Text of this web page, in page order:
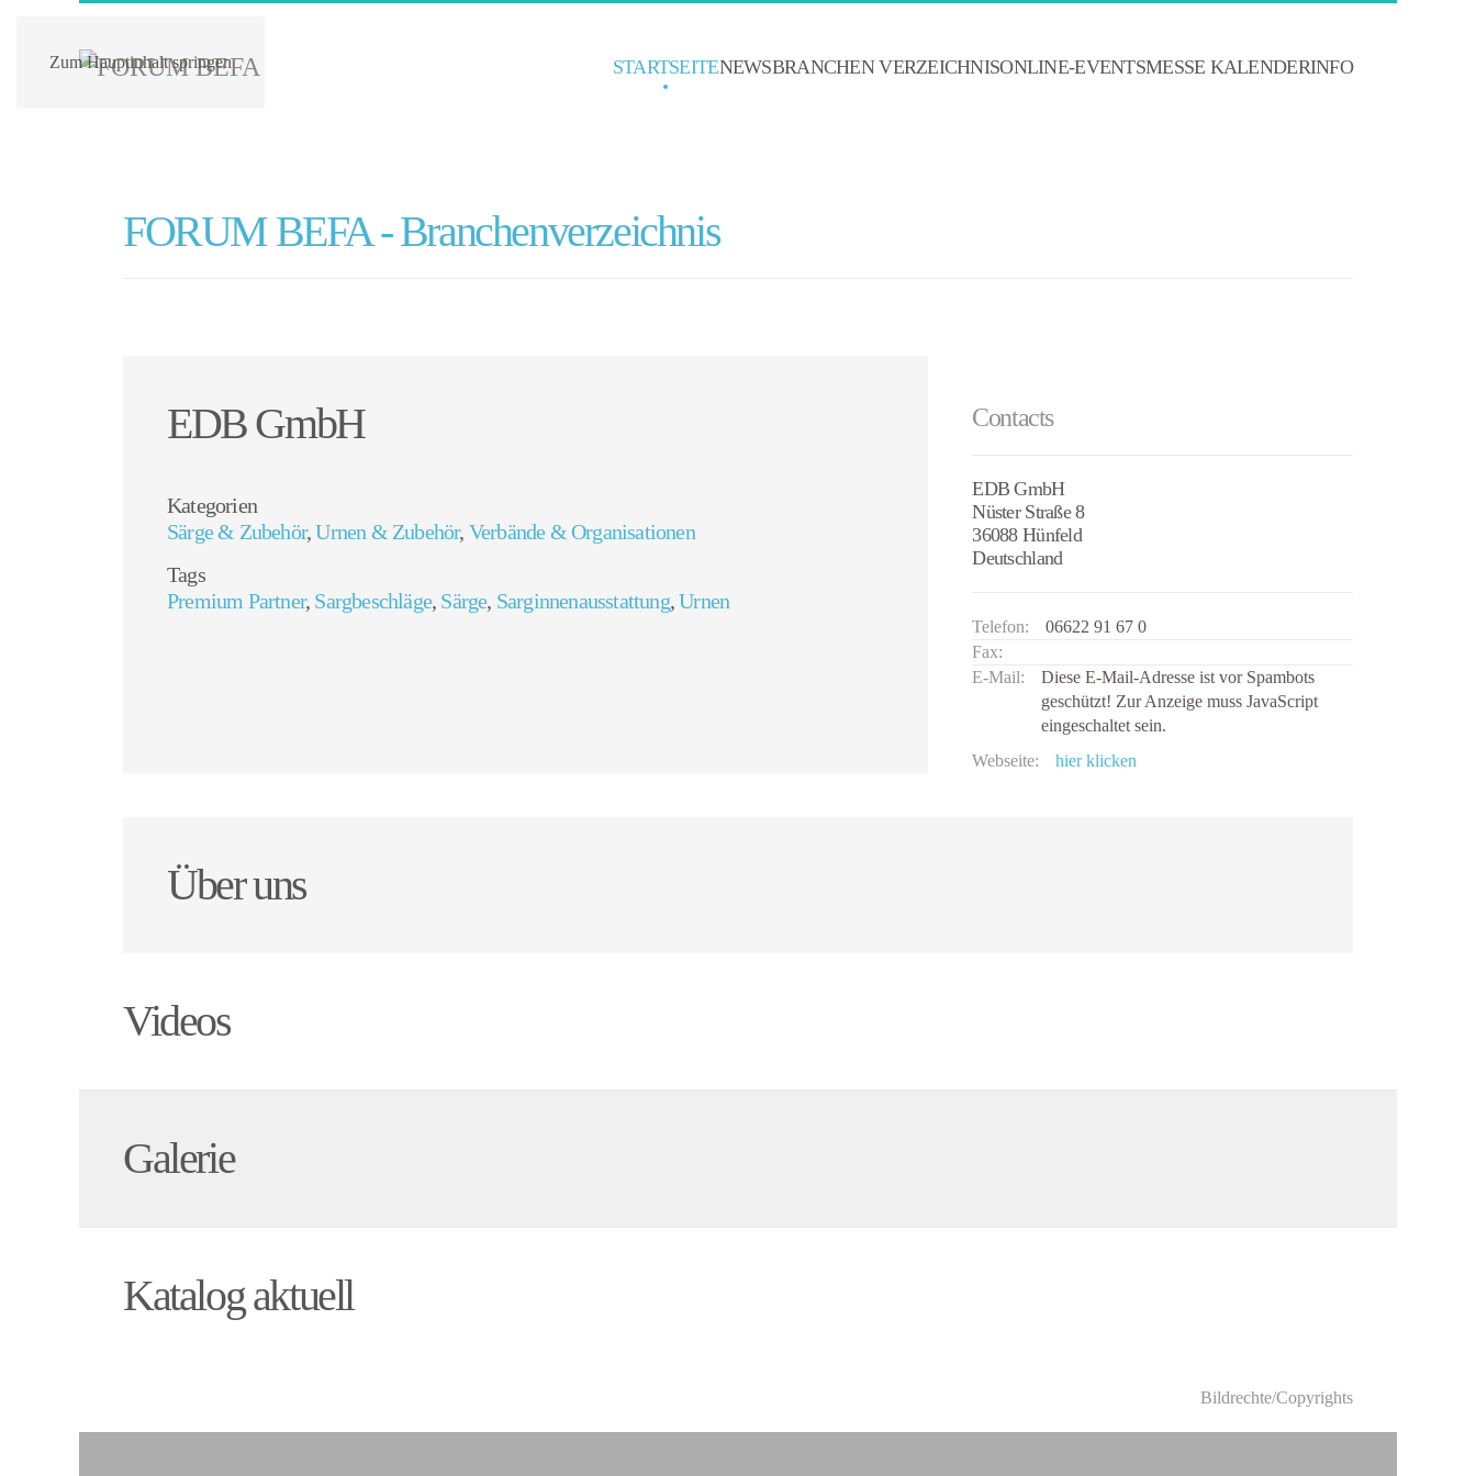
Zum Hauptinhalt springen STARTSEITENEWSBRANCHEN VERZEICHNISONLINE-EVENTSMESSE KALENDERINFO
FORUM BEFA - Branchenverzeichnis
EDB GmbH
Kategorien
Särge & Zubehör,Urnen & Zubehör, Verbände & Organisationen
Tags
Premium Partner, Sargbeschläge, Särge, Sarginnenausstattung,Urnen
Contacts
EDB GmbH
Nüster Straße 8
36088 Hünfeld
Deutschland
Telefon:
06622 91 67 0
Fax:
E-Mail:
Diese E-Mail-Adresse ist vor Spambots
geschützt! Zur Anzeige muss JavaScript
eingeschaltet sein.
Webseite:
hier klicken
Über uns
Videos
Galerie
Katalog aktuell
Bildrechte/Copyrights